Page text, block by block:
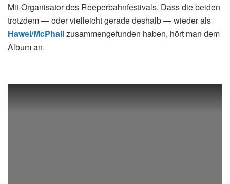
Mit-Organisator des Reeperbahnfestivals. Dass die beiden
trotzdem — oder vielleicht gerade deshalb — wieder als
Hawel/McPhailzusammengefunden haben, hört man dem
Album an.